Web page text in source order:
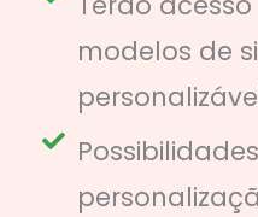
modelos de